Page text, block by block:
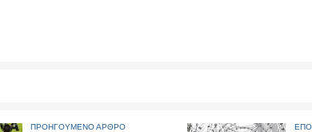
ΠΡΟΗΓΟΥΜΕΝΟ ΑΡΘΡΟ